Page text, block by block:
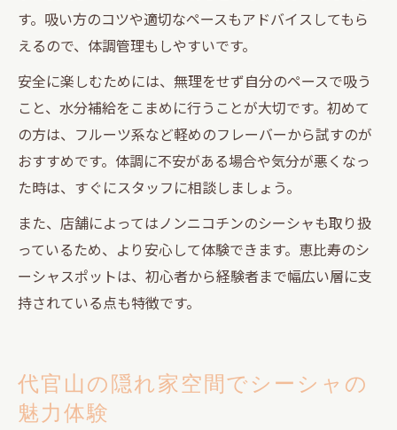
す。吸い方のコツや適切なペースもアドバイスしてもら
えるので、体調管理もしやすいです。
安全に楽しむためには、無理をせず自分のペースで吸う
こと、水分補給をこまめに行うことが大切です。初めて
の方は、フルーツ系など軽めのフレーバーから試すのが
おすすめです。体調に不安がある場合や気分が悪くなっ
た時は、すぐにスタッフに相談しましょう。
また、店舗によってはノンニコチンのシーシャも取り扱
っているため、より安心して体験できます。恵比寿のシ
ーシャスポットは、初心者から経験者まで幅広い層に支
持されている点も特徴です。
代官山の隠れ家空間でシーシャの
魅力体験